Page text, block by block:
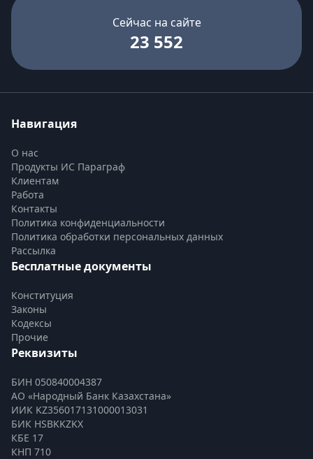
Сейчас на сайте
23 552
Навигация
О нас
Продукты ИС Параграф
Клиентам
Работа
Контакты
Политика конфиденциальности
Политика обработки персональных данных
Рассылка
Бесплатные документы
Конституция
Законы
Кодексы
Прочие
Реквизиты
БИН 050840004387
АО «Народный Банк Казахстана»
ИИК KZ356017131000013031
БИК HSBKKZKX
КБЕ 17
КНП 710